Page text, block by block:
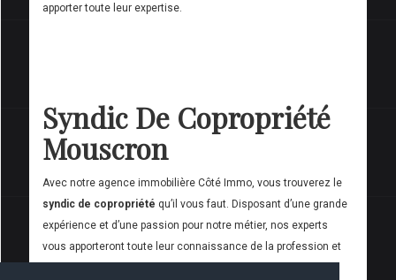
apporter toute leur expertise.
Syndic De Copropriété
Mouscron
Avec notre agence immobilière Côté Immo, vous trouverez le
syndic de copropriété qu’il vous faut. Disposant d’une grande
expérience et d’une passion pour notre métier, nos experts
vous apporteront toute leur connaissance de la profession et